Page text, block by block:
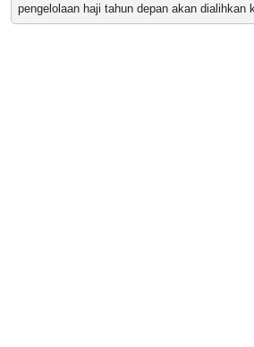
pengelolaan haji tahun depan akan dialihkan